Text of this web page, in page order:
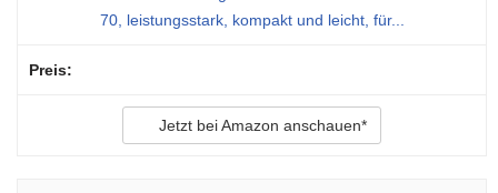
70, leistungsstark, kompakt und leicht, für...
Jetzt bei Amazon anschauen*